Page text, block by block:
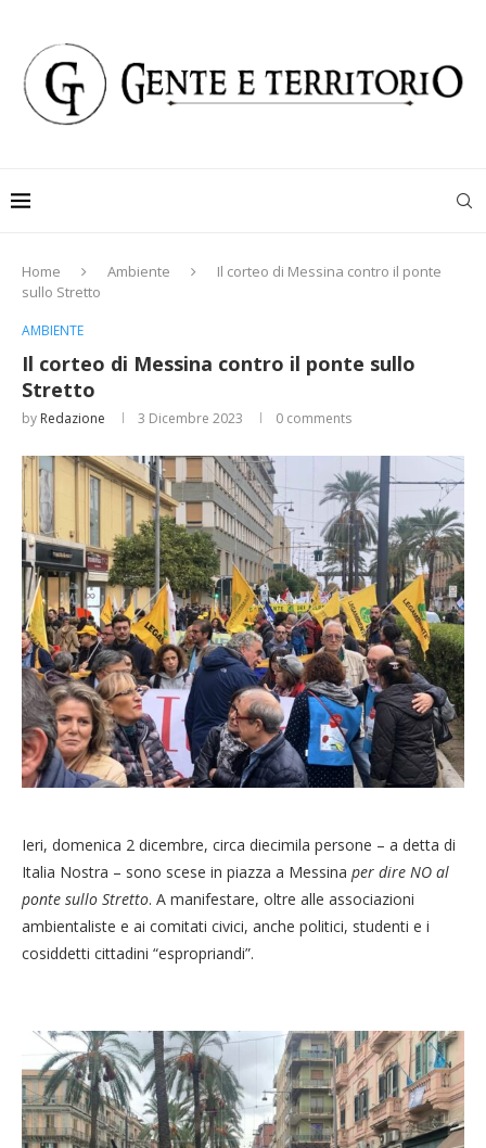
Home Ambiente
Il corteo di Messina contro il ponte
sullo Stretto
AMBIENTE
Il corteo di Messina contro il ponte sullo
Stretto
by Redazione 3 Dicembre 2023 0 comments
Ieri, domenica 2 dicembre, circa diecimila persone – a detta di
Italia Nostra – sono scese in piazza a Messina per dire NO al
ponte sullo Stretto. A manifestare, oltre alle associazioni
ambientaliste e ai comitati civici, anche politici, studenti e i
cosiddetti cittadini “espropriandi”.